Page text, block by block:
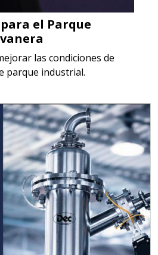
el Parque
las condiciones de
parque industrial.